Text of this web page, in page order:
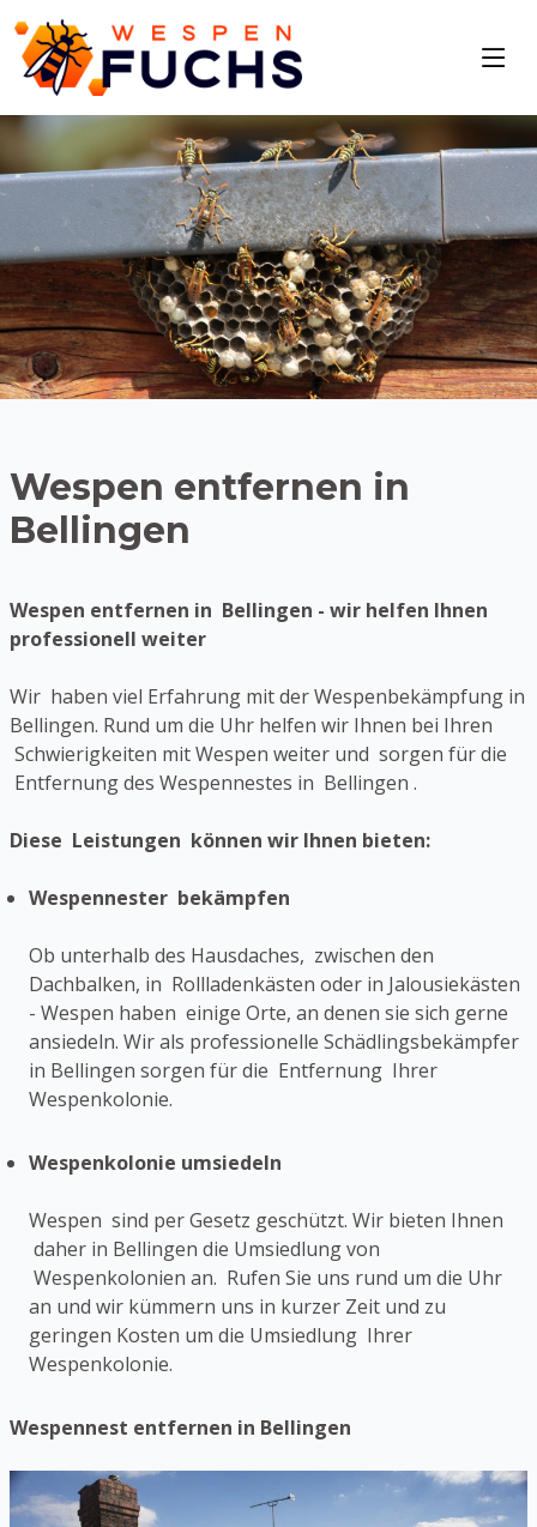
Wespen entfernen in
Bellingen
Wespen entfernen in Bellingen - wir helfen Ihnen
professionell weiter
Wir haben viel Erfahrung mit der Wespenbekämpfung in
Bellingen. Rund um die Uhr helfen wir Ihnen bei Ihren
Schwierigkeiten mit Wespen weiter und sorgen für die
Entfernung des Wespennestes in Bellingen .
Diese Leistungen können wir Ihnen bieten:
Wespennester bekämpfen
Ob unterhalb des Hausdaches, zwischen den
Dachbalken, in Rollladenkästen oder in Jalousiekästen
- Wespen haben einige Orte, an denen sie sich gerne
ansiedeln. Wir als professionelle Schädlingsbekämpfer
in Bellingen sorgen für die Entfernung Ihrer
Wespenkolonie.
Wespenkolonie umsiedeln
Wespen sind per Gesetz geschützt. Wir bieten Ihnen
daher in Bellingen die Umsiedlung von
Wespenkolonien an. Rufen Sie uns rund um die Uhr
an und wir kümmern uns in kurzer Zeit und zu
geringen Kosten um die Umsiedlung Ihrer
Wespenkolonie.
Wespennest entfernen in Bellingen